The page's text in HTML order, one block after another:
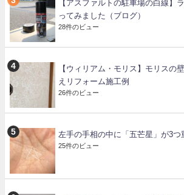
【アスファルトの駐車場の白線】
ってみました（ブログ）
28件のビュー
【ウィリアム・モリス】モリスの
えリフォーム施工例
26件のビュー
左手の手相の中に「五芒星」が3つ
25件のビュー